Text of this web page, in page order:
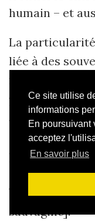
Ce site utilise
informations
En poursuivant
acceptez
En savoir plus
humain – et
La
liée à des
narrateur et les
partejat los
singlar, las
las fonts emb
partagé les
sanglier, les
bécasses et
sauvagine].